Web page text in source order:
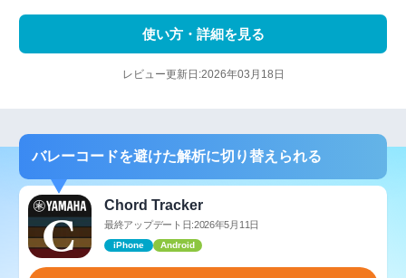
使い方・詳細を見る
レビュー更新日:2026年03月18日
バレーコードを避けた解析に切り替えられる
Chord Tracker
最終アップデート日:2026年5月11日
iPhone Android